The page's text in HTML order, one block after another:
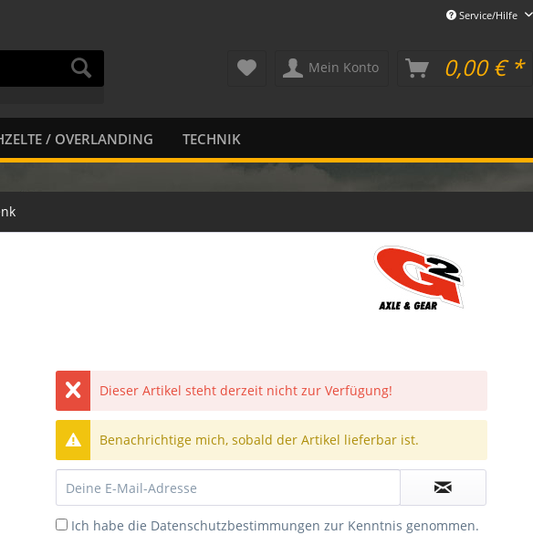
Service/Hilfe
Mein Konto 0,00 € *
/ OVERLANDING TECHNIK
Dieser Artikel steht derzeit nicht zur Verfügung!
Benachrichtige mich, sobald der Artikel lieferbar ist.
Ich habe die Datenschutzbestimmungen zur Kenntnis genommen.